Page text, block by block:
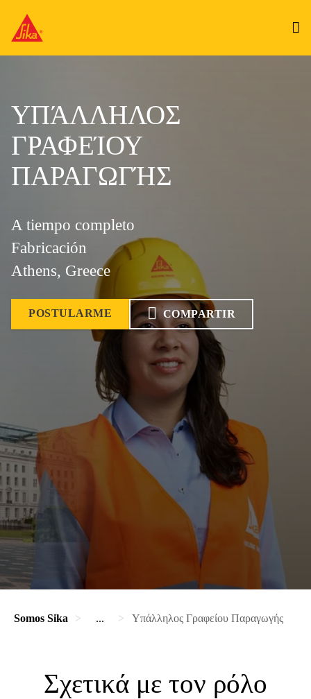
ΥΠΆΛΛΗΛΟΣ
ΓΡΑΦΕΊΟΥ
ΠΑΡΑΓΩΓΉΣ
A tiempo completo
Fabricación
Athens, Greece
POSTULARME COMPARTIR
Somos Sika ... Υπάλληλος Γραφείου Παραγωγής
Σχετικά με τον ρόλο